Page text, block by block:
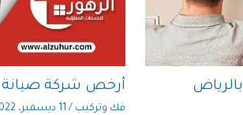
أرخص شركة صيانة
فك وتركيب / 11 ديسمبر، 2022